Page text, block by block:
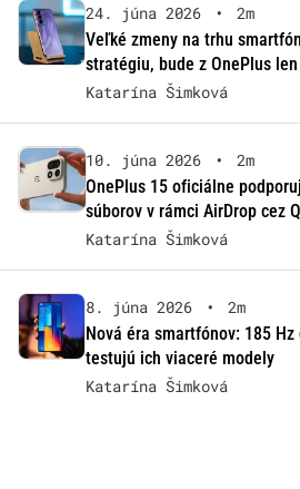
24. júna 2026 •
2m
Veľké zmeny na trhu
stratégiu, bude z OnePlus
Katarína Šimková
10. júna 2026 •
2m
OnePlus 15 oficiálne
súborov v rámci AirDrop cez
Katarína Šimková
8. júna 2026 •
2m
Nová éra smartfónov: 185
testujú ich viaceré modely
Katarína Šimková